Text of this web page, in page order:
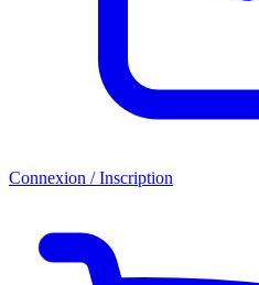
Connexion / Inscription